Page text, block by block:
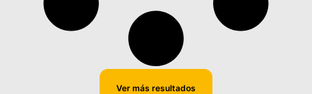
Ver más resultados